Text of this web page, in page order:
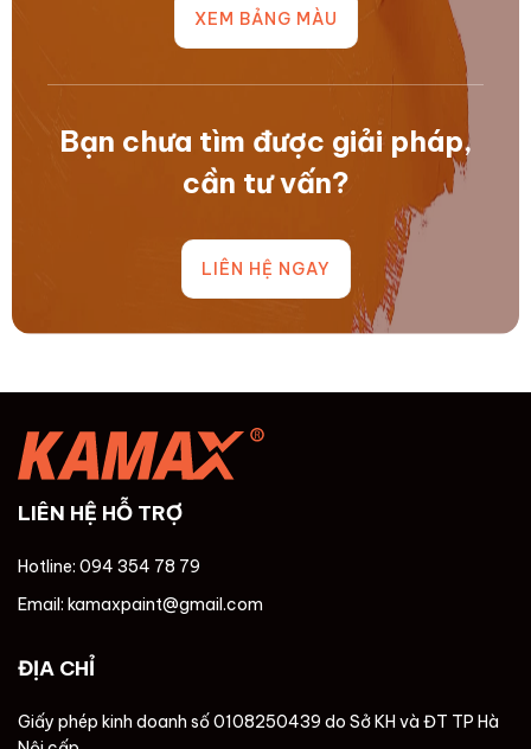
trình..
XEM BẢNG MÀU
Bạn chưa tìm được giải pháp,
cần tư vấn?
LIÊN HỆ NGAY
LIÊN HỆ HỖ TRỢ
Hotline: 094 354 78 79
Email: kamaxpaint@gmail.com
ĐỊA CHỈ
Giấy phép kinh doanh số 0108250439 do Sở KH và ĐT TP Hà